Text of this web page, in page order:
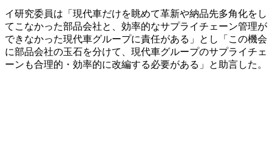
イ研究委員は「現代車だけを眺めて革新や納品先多角化をし
てこなかった部品会社と、効率的なサプライチェーン管理が
できなかった現代車グループに責任がある」とし「この機会
に部品会社の玉石を分けて、現代車グループのサプライチェ
ーンも合理的・効率的に改編する必要がある」と助言した。